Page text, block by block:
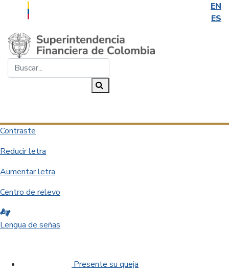
EN
ES
Saltar al contenido principal
Contraste
Reducir letra
Aumentar letra
Centro de relevo
Lengua de señas
Presente su queja